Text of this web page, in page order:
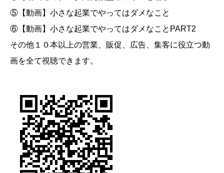
⑤【動画】小さな起業でやってはダメなこと
⑥【動画】小さな起業でやってはダメなことPART2
その他１０本以上の営業、販促、広告、集客に役立つ動
画を全て視聴できます。